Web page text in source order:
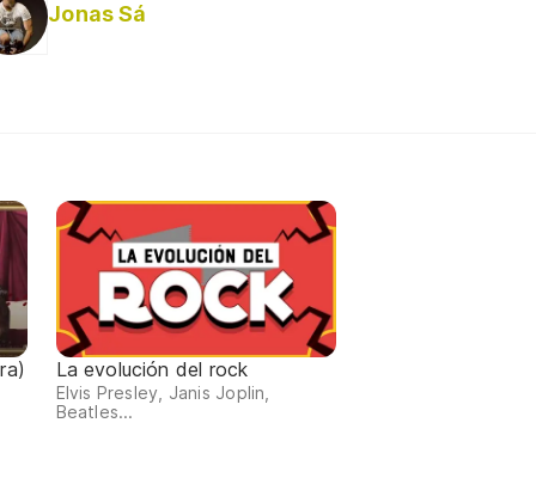
Jonas Sá
La evolución del rock
Elvis Presley, Janis Joplin,
Beatles...